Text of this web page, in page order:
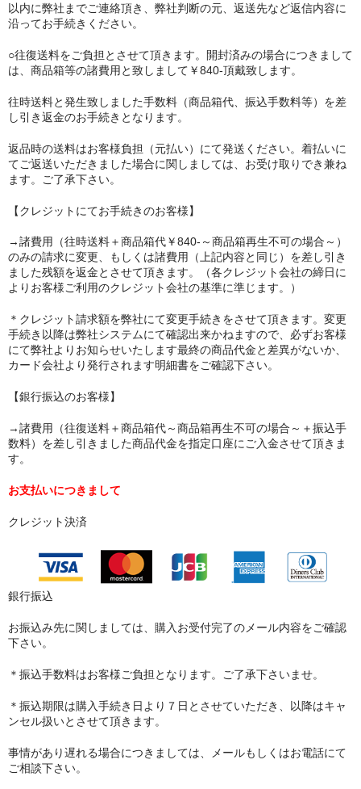
以内に弊社までご連絡頂き、弊社判断の元、返送先など返信内容に
沿ってお手続きください。
○往復送料をご負担とさせて頂きます。開封済みの場合につきまして
は、商品箱等の諸費用と致しまして￥840-頂戴致します。
往時送料と発生致しました手数料（商品箱代、振込手数料等）を差
し引き返金のお手続きとなります。
返品時の送料はお客様負担（元払い）にて発送ください。着払いに
てご返送いただきました場合に関しましては、お受け取りでき兼ね
ます。ご了承下さい。
【クレジットにてお手続きのお客様】
→諸費用（往時送料＋商品箱代￥840-～商品箱再生不可の場合～）
のみの請求に変更、もしくは諸費用（上記内容と同じ）を差し引き
ました残額を返金とさせて頂きます。（各クレジット会社の締日に
よりお客様ご利用のクレジット会社の基準に準じます。）
＊クレジット請求額を弊社にて変更手続きをさせて頂きます。変更
手続き以降は弊社システムにて確認出来かねますので、必ずお客様
にて弊社よりお知らせいたします最終の商品代金と差異がないか、
カード会社より発行されます明細書をご確認下さい。
【銀行振込のお客様】
→諸費用（往復送料＋商品箱代～商品箱再生不可の場合～＋振込手
数料）を差し引きました商品代金を指定口座にご入金させて頂きま
す。
お支払いにつきまして
クレジット決済
銀行振込
お振込み先に関しましては、購入お受付完了のメール内容をご確認
下さい。
＊振込手数料はお客様ご負担となります。ご了承下さいませ。
＊振込期限は購入手続き日より７日とさせていただき、以降はキャ
ンセル扱いとさせて頂きます。
事情があり遅れる場合につきましては、メールもしくはお電話にて
ご相談下さい。